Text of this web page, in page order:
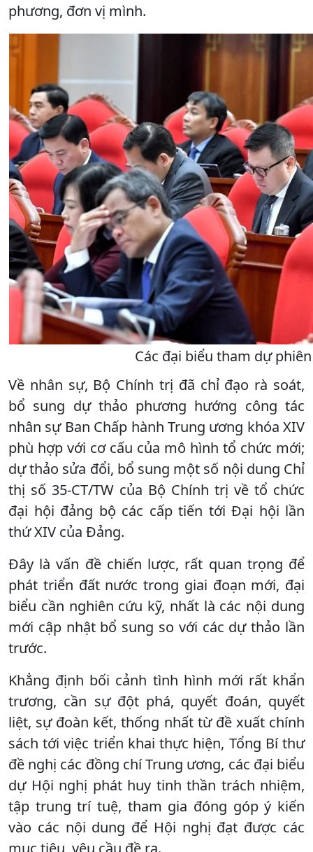
phương, đơn vị mình.
Các đại biểu tham dự
Về nhân sự, Bộ Chính trị đã chỉ đạo rà soát,
bổ sung dự thảo phương hướng công tác
nhân sự Ban Chấp hành Trung ương khóa XIV
phù hợp với cơ cấu của mô hình tổ chức mới;
dự thảo sửa đổi, bổ sung một số nội dung Chỉ
thị số 35-CT/TW của Bộ Chính trị về tổ chức
đại hội đảng bộ các cấp tiến tới Đại hội lần
thứ XIV của Đảng.
Đây là vấn đề chiến lược, rất quan trọng để
phát triển đất nước trong giai đoạn mới, đại
biểu cần nghiên cứu kỹ, nhất là các nội dung
mới cập nhật bổ sung so với các dự thảo lần
trước.
Khẳng định bối cảnh tình hình mới rất khẩn
trương, cần sự đột phá, quyết đoán, quyết
liệt, sự đoàn kết, thống nhất từ đề xuất chính
sách tới việc triển khai thực hiện, Tổng Bí thư
đề nghị các đồng chí Trung ương, các đại biểu
dự Hội nghị phát huy tinh thần trách nhiệm,
tập trung trí tuệ, tham gia đóng góp ý kiến
vào các nội dung để Hội nghị đạt được các
mục tiêu, yêu cầu đề ra.